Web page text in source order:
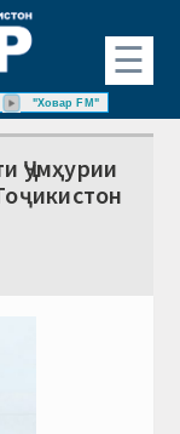
☰
"Ховар FM"
Ҷумҳурии